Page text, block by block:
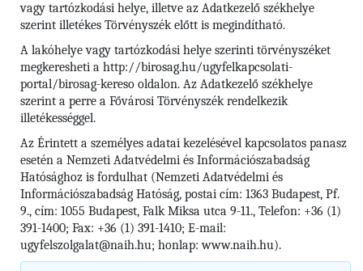
vagy tartózkodási helye, illetve az Adatkezelő székhelye
szerint illetékes Törvényszék előtt is megindítható.
A lakóhelye vagy tartózkodási helye szerinti törvényszéket
megkeresheti a http://birosag.hu/ugyfelkapcsolati-
portal/birosag-kereso oldalon. Az Adatkezelő székhelye
szerint a perre a Fővárosi Törvényszék rendelkezik
illetékességgel.
Az Érintett a személyes adatai kezelésével kapcsolatos panasz
esetén a Nemzeti Adatvédelmi és Információszabadság
Hatósághoz is fordulhat (Nemzeti Adatvédelmi és
Információszabadság Hatóság, postai cím: 1363 Budapest, Pf.
9., cím: 1055 Budapest, Falk Miksa utca 9-11., Telefon: +36 (1)
391-1400; Fax: +36 (1) 391-1410; E-mail:
ugyfelszolgalat@naih.hu; honlap: www.naih.hu).